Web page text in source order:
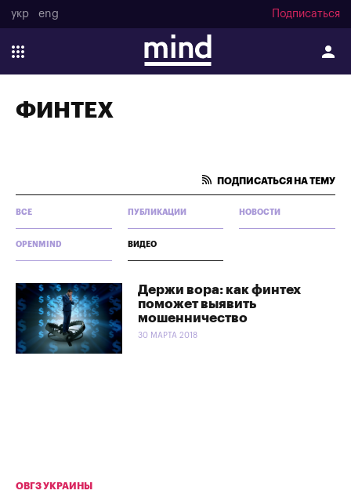
укр eng Подписаться
ФИНТЕХ
ПОДПИСАТЬСЯ НА ТЕМУ
ВСЕ ПУБЛИКАЦИИ НОВОСТИ
OPENMIND ВИДЕО
Держи вора: как финтех
поможет выявить
мошенничество
30 МАРТА 2018
ОВГЗ УКРАИНЫ